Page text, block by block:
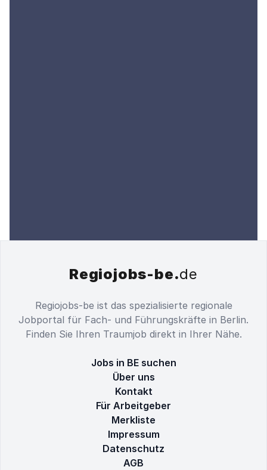
Regiojobs-be.de
Regiojobs-be ist das spezialisierte regionale
Jobportal für Fach- und Führungskräfte in Berlin.
Finden Sie Ihren Traumjob direkt in Ihrer Nähe.
Jobs in BE suchen
Über uns
Kontakt
Für Arbeitgeber
Merkliste
Impressum
Datenschutz
AGB